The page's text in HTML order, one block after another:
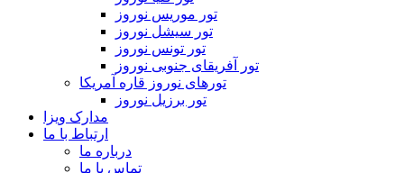
تور موریس نوروز
تور سیشل نوروز
تور تونس نوروز
تور آفریقای جنوبی نوروز
تورهای نوروز قاره آمریکا
تور برزیل نوروز
مدارک ویزا
ارتباط با ما
درباره ما
تماس با ما